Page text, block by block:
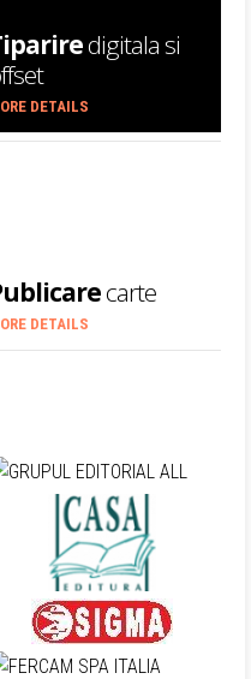
digitala si
DETAILS
carte
DETAILS